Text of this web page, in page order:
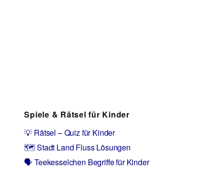
Spiele & Rätsel für Kinder
💡 Rätsel – Quiz für Kinder
🗺️ Stadt Land Fluss Lösungen
🗣️ Teekesselchen Begriffe für Kinder